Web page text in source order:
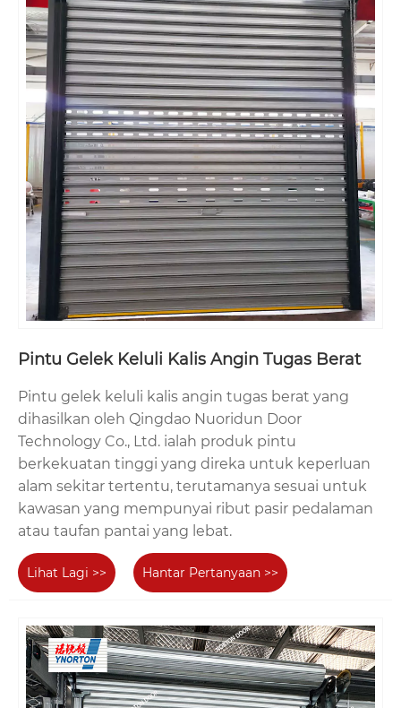
Pintu Gelek Keluli Kalis Angin Tugas Berat
Pintu gelek keluli kalis angin tugas berat yang
dihasilkan oleh Qingdao Nuoridun Door
Technology Co., Ltd. ialah produk pintu
berkekuatan tinggi yang direka untuk keperluan
alam sekitar tertentu, terutamanya sesuai untuk
kawasan yang mempunyai ribut pasir pedalaman
atau taufan pantai yang lebat.
Lihat Lagi >> Hantar Pertanyaan >>